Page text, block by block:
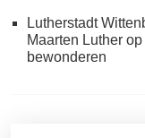
Lutherstadt
Maarten Luther
bewonderen